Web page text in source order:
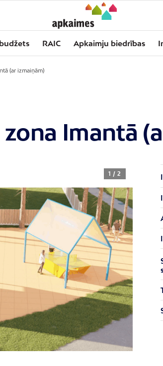
RAIC Apkaimju biedrības
(ar izmaiņām)
Imantā
1 / 2